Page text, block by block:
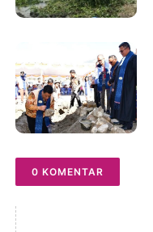
0 KOMENTAR